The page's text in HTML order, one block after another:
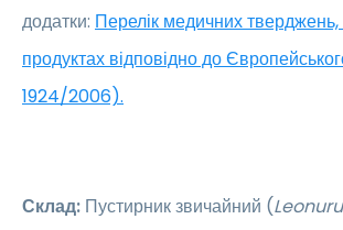
додатки: Перелік медичних
продуктах відповідно до
1924/2006).
Склад: Пустирник звичайний (